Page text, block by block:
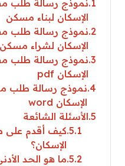
1 نموذج رسالة طلب
الإسكان لبناء مسكن
2 نموذج رسالة طلب
الإسكان لشراء مسكن
3 نموذج رسالة طلب
الإسكان pdf
4 نموذج رسالة طلب
الإسكان word
5 الأسئلة الشائعة
5.1 كيف أقدم على
الإسكان؟
5.2 ما هو الحد